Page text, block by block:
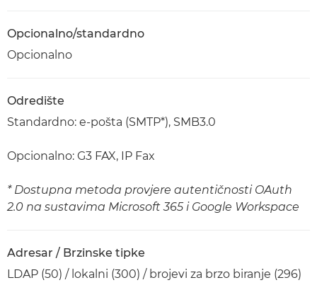
Opcionalno/standardno
Opcionalno
Odredište
Standardno: e-pošta (SMTP*), SMB3.0
Opcionalno: G3 FAX, IP Fax
* Dostupna metoda provjere autentičnosti OAuth
2.0 na sustavima Microsoft 365 i Google Workspace
Adresar / Brzinske tipke
LDAP (50) / lokalni (300) / brojevi za brzo biranje (296)